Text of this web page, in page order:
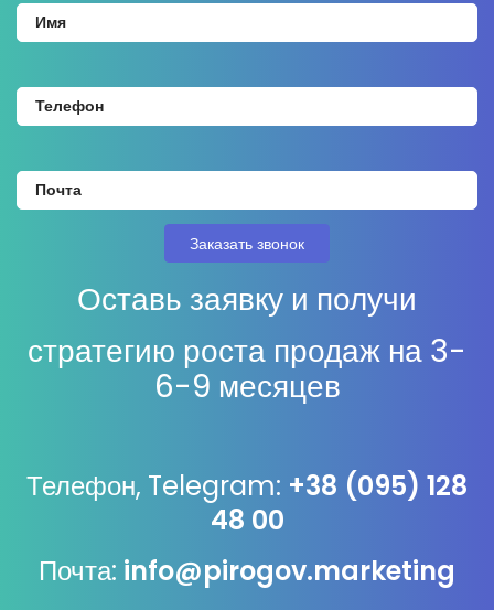
Оставь заявку и получи
стратегию роста продаж на 3-
6-9 месяцев
Телефон, Telegram: +38 (095) 128
48 00
Почта: info@pirogov.marketing